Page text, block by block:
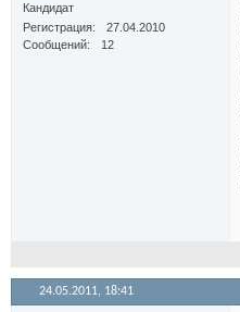
Кандидат
Регистрация
27.04.2010
Сообщений
12
24.05.2011, 18:41